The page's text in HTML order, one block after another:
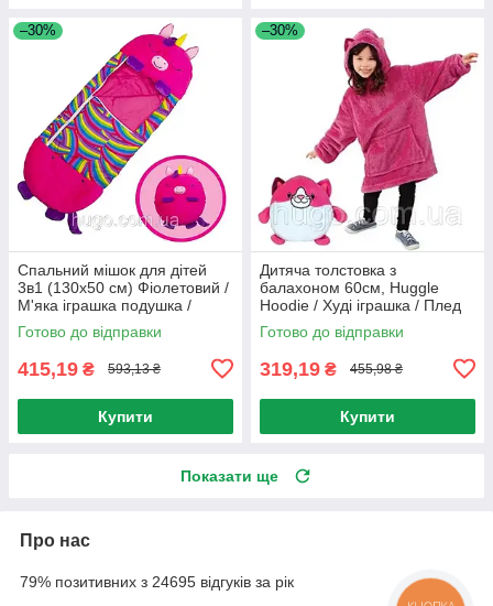
–30%
Спальний мішок для дітей
3в1 (130х50 см) Фіолетовий /
М'яка іграшка подушка /
Дитячий спальник
Готово до відправки
415,19 ₴ 593,13 ₴
Купити
–30%
Дитяча толстовка з
балахоном 60см, Huggle
Hoodie / Худі іграшка / Плед
кофта / Толстовка плед з
капюшоном
Готово до відправки
319,19 ₴ 455,98 ₴
Купити
Показати ще
Про нас
79% позитивних з 24695 відгуків за рік